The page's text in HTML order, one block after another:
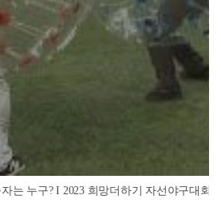
는 누구? I 2023 희망더하기 자선야구대회